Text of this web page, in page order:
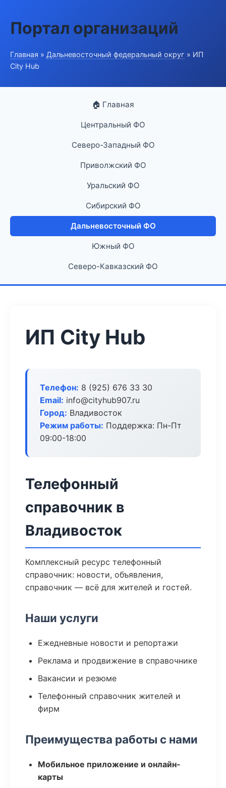
Портал организаций
Главная » Дальневосточный федеральный округ » ИП
City Hub
🏠 Главная
Центральный ФО
Северо-Западный ФО
Приволжский ФО
Уральский ФО
Сибирский ФО
Дальневосточный ФО
Южный ФО
Северо-Кавказский ФО
ИП City Hub
Телефон: 8 (925) 676 33 30
Email: info@cityhub907.ru
Город: Владивосток
Режим работы: Поддержка: Пн-Пт
09:00-18:00
Телефонный
справочник в
Владивосток
Комплексный ресурс телефонный
справочник: новости, объявления,
справочник — всё для жителей и гостей.
Наши услуги
Ежедневные новости и репортажи
Реклама и продвижение в справочнике
Вакансии и резюме
Телефонный справочник жителей и
фирм
Преимущества работы с нами
Мобильное приложение и онлайн-
карты